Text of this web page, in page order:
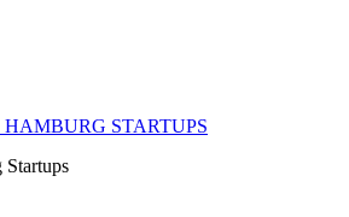
HAMBURG STARTUPS